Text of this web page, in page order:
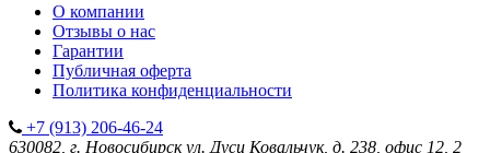
О компании
Отзывы о нас
Гарантии
Публичная оферта
Политика конфиденциальности
+7 (913) 206-46-24
630082, г. Новосибирск ул. Дуси Ковальчук, д. 238, офис 12, 2